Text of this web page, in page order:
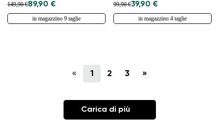
149,90 €89,90 €
in magazzino 9 taglie
99,90 €39,90 €
in magazzino 4 taglie
« 1 2 3 »
Carica di più